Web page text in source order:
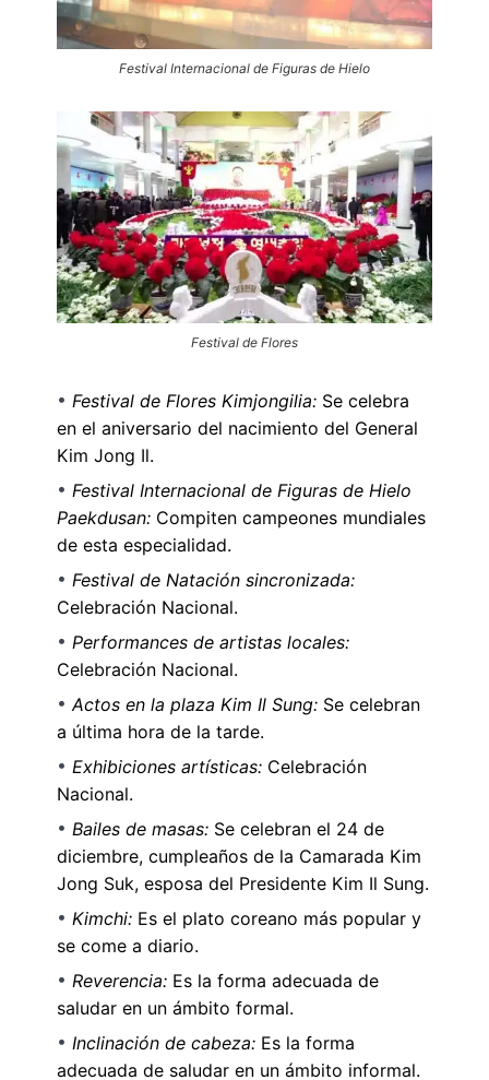
Festival Internacional de Figuras de Hielo
Festival de Flores
Festival de Flores Kimjongilia: Se celebra
en el aniversario del nacimiento del General
Kim Jong Il.
Festival Internacional de Figuras de Hielo
Paekdusan: Compiten campeones mundiales
de esta especialidad.
Festival de Natación sincronizada:
Celebración Nacional.
Performances de artistas locales:
Celebración Nacional.
Actos en la plaza Kim Il Sung: Se celebran
a última hora de la tarde.
Exhibiciones artísticas: Celebración
Nacional.
Bailes de masas: Se celebran el 24 de
diciembre, cumpleaños de la Camarada Kim
Jong Suk, esposa del Presidente Kim Il Sung.
Kimchi: Es el plato coreano más popular y
se come a diario.
Reverencia: Es la forma adecuada de
saludar en un ámbito formal.
Inclinación de cabeza: Es la forma
adecuada de saludar en un ámbito informal.